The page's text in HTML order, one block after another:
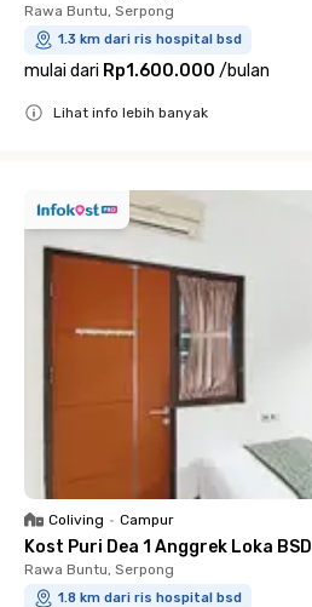
Rawa Buntu, Serpong
1.3 km dari ris hospital bsd
mulai dari Rp1.600.000 /bulan
Lihat info lebih banyak
Coliving • Campur
Kost Puri Dea 1 Anggrek Loka BSD
Rawa Buntu, Serpong
1.8 km dari ris hospital bsd